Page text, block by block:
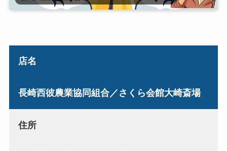
店名
長崎西彼農業協同組合／さくら会館大崎斎場
住所